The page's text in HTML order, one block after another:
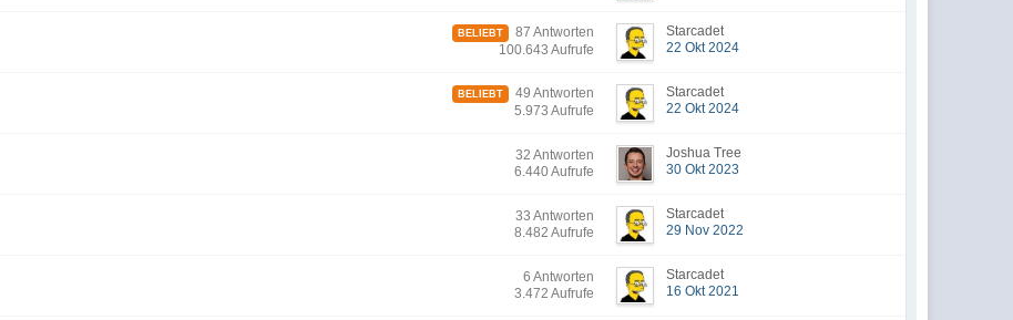
BELIEBT
87 Antworten
100.643 Aufrufe
Starcadet
22 Okt 2024
BELIEBT
49 Antworten
5.973 Aufrufe
Starcadet
22 Okt 2024
32 Antworten
6.440 Aufrufe
Joshua Tree
30 Okt 2023
33 Antworten
8.482 Aufrufe
Starcadet
29 Nov 2022
6 Antworten
3.472 Aufrufe
Starcadet
16 Okt 2021